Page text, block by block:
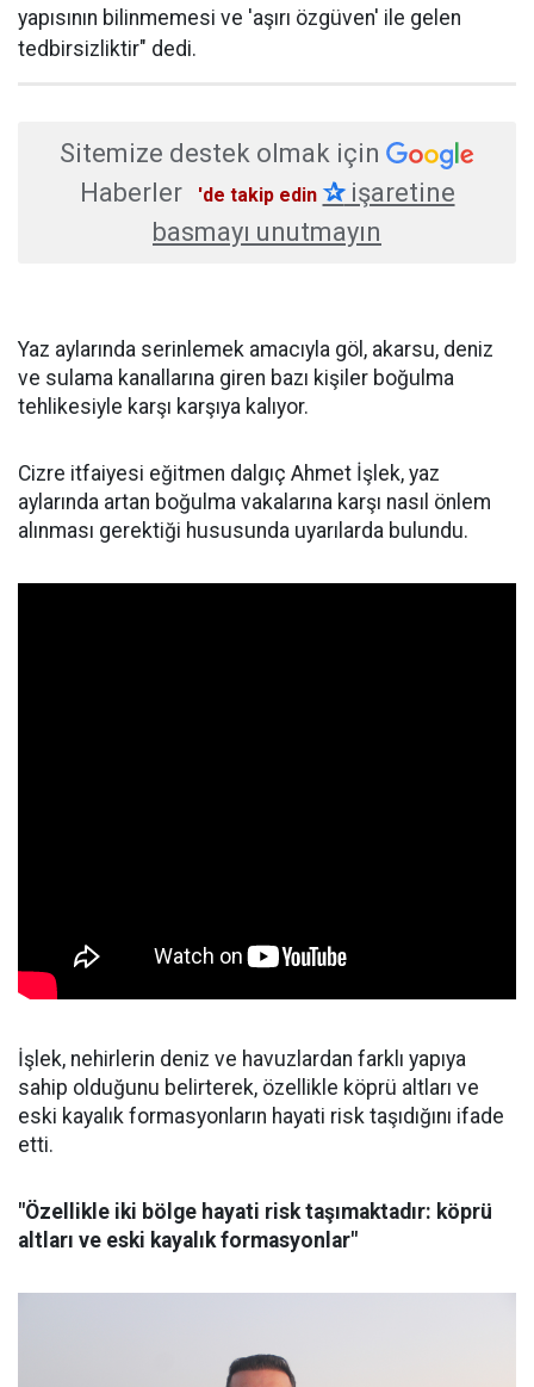
yapısının bilinmemesi ve 'aşırı özgüven' ile gelen
tedbirsizliktir" dedi.
Sitemize destek olmak için
Haberler
'de takip edin ✰işaretine
basmayı unutmayın
Yaz aylarında serinlemek amacıyla göl, akarsu, deniz
ve sulama kanallarına giren bazı kişiler boğulma
tehlikesiyle karşı karşıya kalıyor.
Cizre itfaiyesi eğitmen dalgıç Ahmet İşlek, yaz
aylarında artan boğulma vakalarına karşı nasıl önlem
alınması gerektiği hususunda uyarılarda bulundu.
İşlek, nehirlerin deniz ve havuzlardan farklı yapıya
sahip olduğunu belirterek, özellikle köprü altları ve
eski kayalık formasyonların hayati risk taşıdığını ifade
etti.
"Özellikle iki bölge hayati risk taşımaktadır: köprü
altları ve eski kayalık formasyonlar"